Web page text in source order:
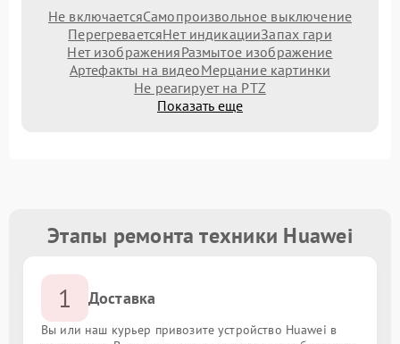
Не включаетсяСамопроизвольное выключение
ПерегреваетсяНет индикацииЗапах гари
Нет изображенияРазмытое изображение
Артефакты на видеоМерцание картинки
Не реагирует на PTZ
Показать еще
Этапы ремонта техники Huawei
1 Доставка
Вы или наш курьер привозите устройство Huawei в